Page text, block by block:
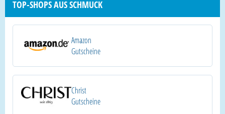
TOP-SHOPS AUS SCHMUCK
Amazon
Gutscheine
Christ
Gutscheine